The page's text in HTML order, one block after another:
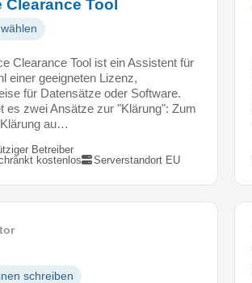
Clearance Tool
Clearance Tool ist ein Assistent für
einer geeigneten Lizenz,
für Datensätze oder Software.
es zwei Ansätze zur "Klärung": Zum
au…
Betreiber
kostenlos
Serverstandort EU
schreiben